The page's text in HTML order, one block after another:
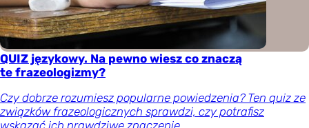
QUIZ językowy. Na pewno wiesz co znaczą
te frazeologizmy?
Czy dobrze rozumiesz popularne powiedzenia? Ten quiz ze
związków frazeologicznych sprawdzi, czy potrafisz